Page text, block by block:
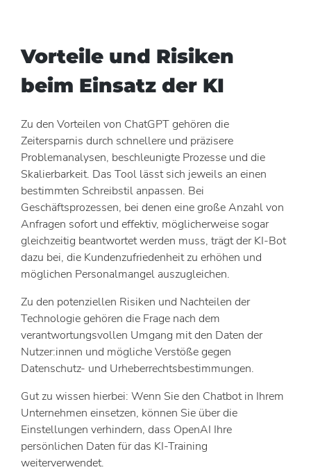
Vorteile und Risiken
beim Einsatz der KI
Zu den Vorteilen von ChatGPT gehören die
Zeitersparnis durch schnellere und präzisere
Problemanalysen, beschleunigte Prozesse und die
Skalierbarkeit. Das Tool lässt sich jeweils an einen
bestimmten Schreibstil anpassen. Bei
Geschäftsprozessen, bei denen eine große Anzahl von
Anfragen sofort und effektiv, möglicherweise sogar
gleichzeitig beantwortet werden muss, trägt der KI-Bot
dazu bei, die Kundenzufriedenheit zu erhöhen und
möglichen Personalmangel auszugleichen.
Zu den potenziellen Risiken und Nachteilen der
Technologie gehören die Frage nach dem
verantwortungsvollen Umgang mit den Daten der
Nutzer:innen und mögliche Verstöße gegen
Datenschutz- und Urheberrechtsbestimmungen.
Gut zu wissen hierbei: Wenn Sie den Chatbot in Ihrem
Unternehmen einsetzen, können Sie über die
Einstellungen verhindern, dass OpenAI Ihre
persönlichen Daten für das KI-Training
weiterverwendet.